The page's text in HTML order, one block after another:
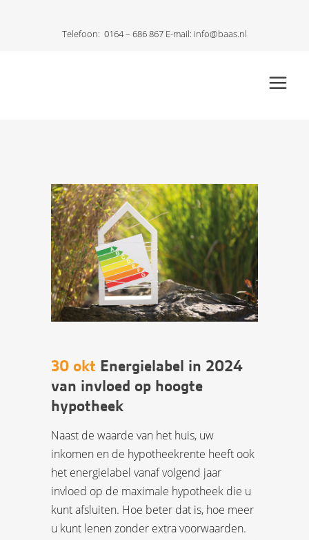
Telefoon: 0164 – 686 867 E-mail: info@baas.nl
30 okt Energielabel in 2024
van invloed op hoogte
hypotheek
Naast de waarde van het huis, uw
inkomen en de hypotheekrente heeft ook
het energielabel vanaf volgend jaar
invloed op de maximale hypotheek die u
kunt afsluiten. Hoe beter dat is, hoe meer
u kunt lenen zonder extra voorwaarden.